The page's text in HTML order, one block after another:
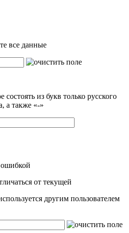
все данные
из букв только русского
а также «-»
от текущей
другим пользователем